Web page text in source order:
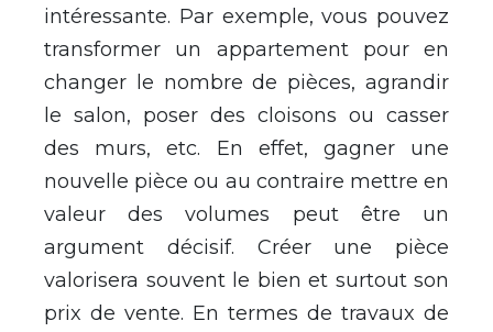
intéressante. Par exemple, vous pouvez
transformer un appartement pour en
changer le nombre de pièces, agrandir
le salon, poser des cloisons ou casser
des murs, etc. En effet, gagner une
nouvelle pièce ou au contraire mettre en
valeur des volumes peut être un
argument décisif. Créer une pièce
valorisera souvent le bien et surtout son
prix de vente. En termes de travaux de